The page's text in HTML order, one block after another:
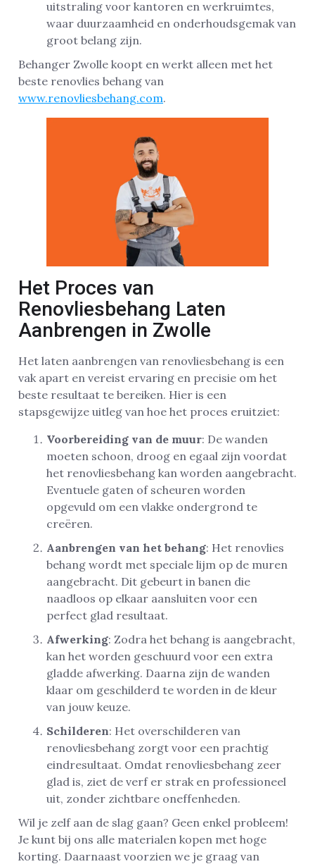
uitstraling voor kantoren en werkruimtes,
waar duurzaamheid en onderhoudsgemak van
groot belang zijn.
Behanger Zwolle koopt en werkt alleen met het
beste renovlies behang van
www.renovliesbehang.com.
Het Proces van
Renovliesbehang Laten
Aanbrengen in Zwolle
Het laten aanbrengen van renovliesbehang is een
vak apart en vereist ervaring en precisie om het
beste resultaat te bereiken. Hier is een
stapsgewijze uitleg van hoe het proces eruitziet:
Voorbereiding van de muur: De wanden
moeten schoon, droog en egaal zijn voordat
het renovliesbehang kan worden aangebracht.
Eventuele gaten of scheuren worden
opgevuld om een vlakke ondergrond te
creëren.
Aanbrengen van het behang: Het renovlies
behang wordt met speciale lijm op de muren
aangebracht. Dit gebeurt in banen die
naadloos op elkaar aansluiten voor een
perfect glad resultaat.
Afwerking: Zodra het behang is aangebracht,
kan het worden geschuurd voor een extra
gladde afwerking. Daarna zijn de wanden
klaar om geschilderd te worden in de kleur
van jouw keuze.
Schilderen: Het overschilderen van
renovliesbehang zorgt voor een prachtig
eindresultaat. Omdat renovliesbehang zeer
glad is, ziet de verf er strak en professioneel
uit, zonder zichtbare oneffenheden.
Wil je zelf aan de slag gaan? Geen enkel probleem!
Je kunt bij ons alle materialen kopen met hoge
korting. Daarnaast voorzien we je graag van